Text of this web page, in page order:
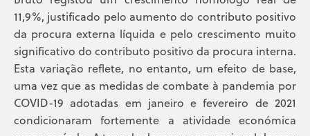
11,9%, justificado pelo aumento do contributo positivo
da procura externa líquida e pelo crescimento muito
significativo do contributo positivo da procura interna.
Esta variação reflete, no entanto, um efeito de base,
uma vez que as medidas de combate à pandemia por
COVID-19 adotadas em janeiro e fevereiro de 2021
condicionaram fortemente a atividade económica